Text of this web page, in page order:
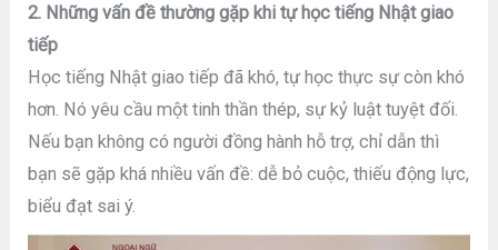
2. Những vấn đề thường gặp khi tự học tiếng Nhật giao
tiếp
Học tiếng Nhật giao tiếp đã khó, tự học thực sự còn khó
hơn. Nó yêu cầu một tinh thần thép, sự kỷ luật tuyệt đối.
Nếu bạn không có người đồng hành hỗ trợ, chỉ dẫn thì
bạn sẽ gặp khá nhiều vấn đề: dễ bỏ cuộc, thiếu động lực,
biểu đạt sai ý.